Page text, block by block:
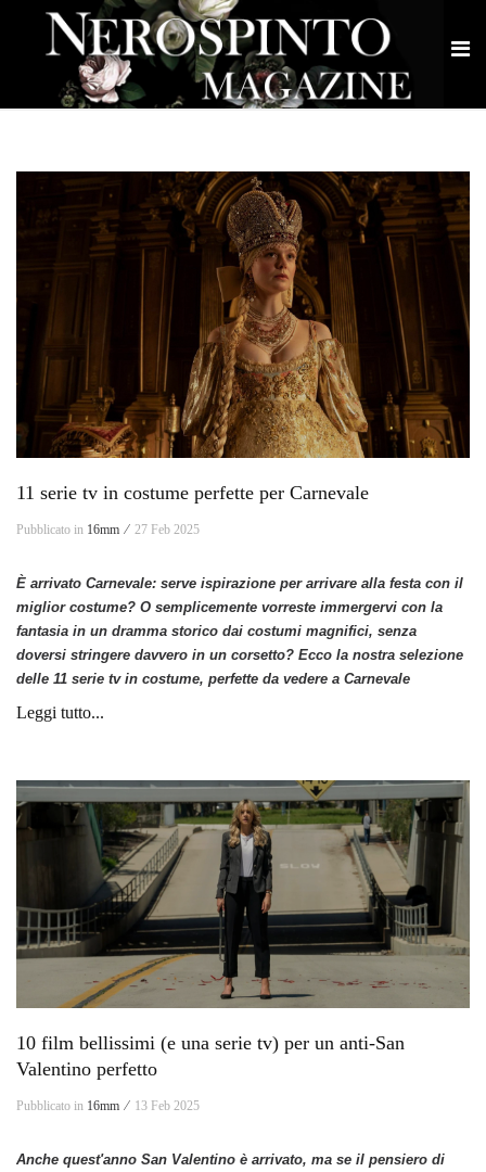
11 serie tv in costume perfette per Carnevale
Pubblicato in 16mm ⁄ 27 Feb 2025
È arrivato Carnevale: serve ispirazione per arrivare alla festa con il
miglior costume? O semplicemente vorreste immergervi con la
fantasia in un dramma storico dai costumi magnifici, senza
doversi stringere davvero in un corsetto? Ecco la nostra selezione
delle 11 serie tv in costume, perfette da vedere a Carnevale
Leggi tutto...
10 film bellissimi (e una serie tv) per un anti-San
Valentino perfetto
Pubblicato in 16mm ⁄ 13 Feb 2025
Anche quest'anno San Valentino è arrivato, ma se il pensiero di